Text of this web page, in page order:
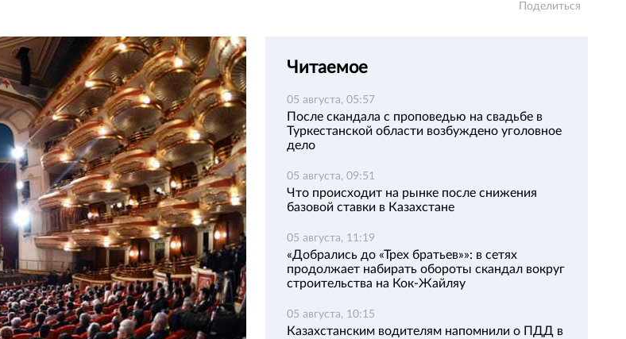
Поделиться
Читаемое
05 августа, 05:57
После скандала с проповедью на свадьбе в
Туркестанской области возбуждено уголовное
дело
05 августа, 09:51
Что происходит на рынке после снижения
базовой ставки в Казахстане
05 августа, 11:19
«Добрались до «Трех братьев»»: в сетях
продолжает набирать обороты скандал вокруг
строительства на Кок-Жайляу
05 августа, 10:15
Казахстанским водителям напомнили о ПДД в